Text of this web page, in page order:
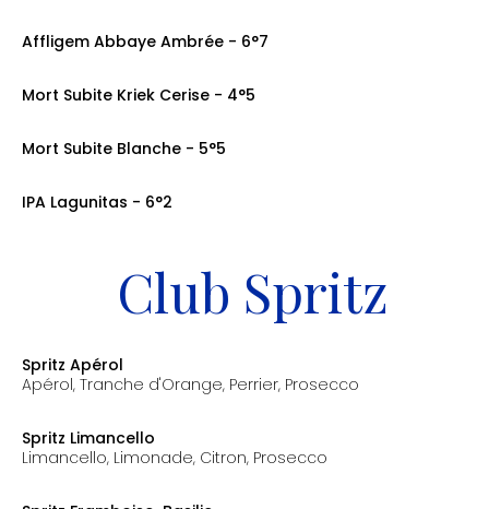
Affligem Abbaye Ambrée - 6°7
Mort Subite Kriek Cerise - 4°5
Mort Subite Blanche - 5°5
IPA Lagunitas - 6°2
Club Spritz
Spritz Apérol
Apérol, Tranche d'Orange, Perrier, Prosecco
Spritz Limancello
Limancello, Limonade, Citron, Prosecco